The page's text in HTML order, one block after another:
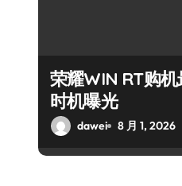
荣耀WIN RT购机
时机曝光
dawei 8 月 1, 2026